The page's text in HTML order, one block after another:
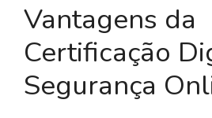
Vantagens da
Certificação
Segurança